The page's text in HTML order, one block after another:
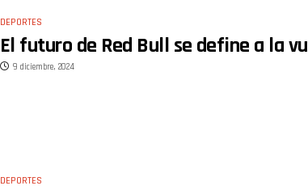
DEPORTES
El futuro de Red Bull se define a la
9 diciembre, 2024
DEPORTES